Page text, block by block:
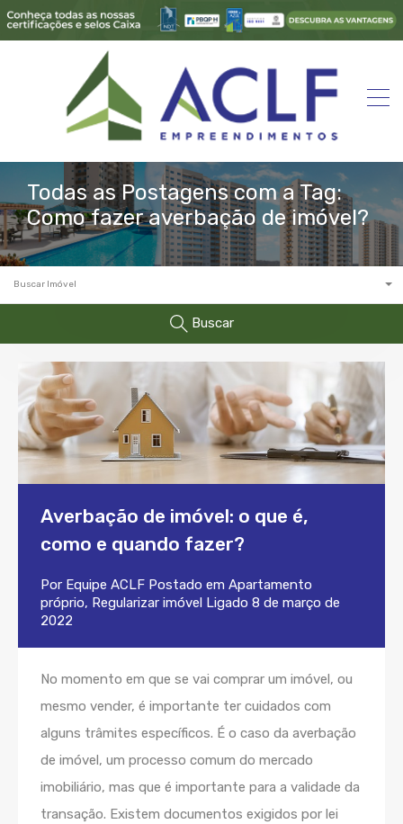
Todas as Postagens com a Tag:
Como fazer averbação de imóvel?
Buscar Imóvel
Buscar
Averbação de imóvel: o que é,
como e quando fazer?
Por Equipe ACLF Postado em Apartamento
próprio, Regularizar imóvel Ligado 8 de março de
2022
No momento em que se vai comprar um imóvel, ou
mesmo vender, é importante ter cuidados com
alguns trâmites específicos. É o caso da averbação
de imóvel, um processo comum do mercado
imobiliário, mas que é importante para a validade da
transação. Existem documentos exigidos por lei